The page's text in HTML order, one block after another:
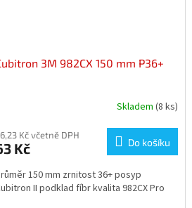
3M 982CX 150 mm P36+
Skladem (8 ks)
Kč včetně DPH
Kč Do košíku
150 mm zrnitost 36+ posyp
II podklad fíbr kvalita 982CX Pro